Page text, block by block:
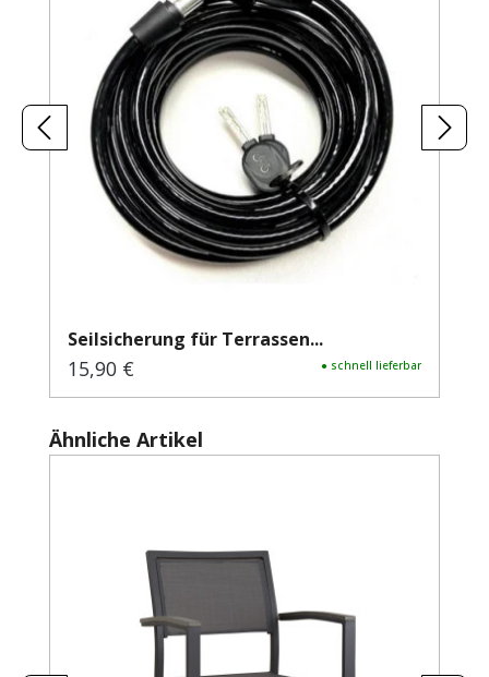
Seilsicherung für Terrassen...
Regulärer Preis:
15,90 € ● schnell lieferbar
Produktgalerie überspringen
Ähnliche Artikel